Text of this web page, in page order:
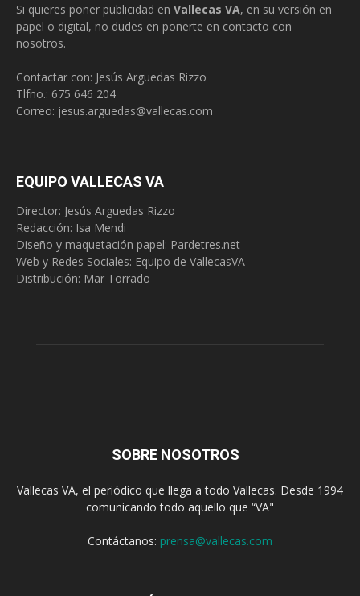
Si quieres poner publicidad en Vallecas VA, en su versión en
papel o digital, no dudes en ponerte en contacto con
nosotros.
Contactar con: Jesús Arguedas Rizzo
Tlfno.: 675 646 204
Correo: jesus.arguedas@vallecas.com
EQUIPO VALLECAS VA
Director: Jesús Arguedas Rizzo
Redacción: Isa Mendi
Diseño y maquetación papel: Pardetres.net
Web y Redes Sociales: Equipo de VallecasVA
Distribución: Mar Torrado
SOBRE NOSOTROS
Vallecas VA, el periódico que llega a todo Vallecas. Desde 1994
comunicando todo aquello que “VA"
Contáctanos: prensa@vallecas.com